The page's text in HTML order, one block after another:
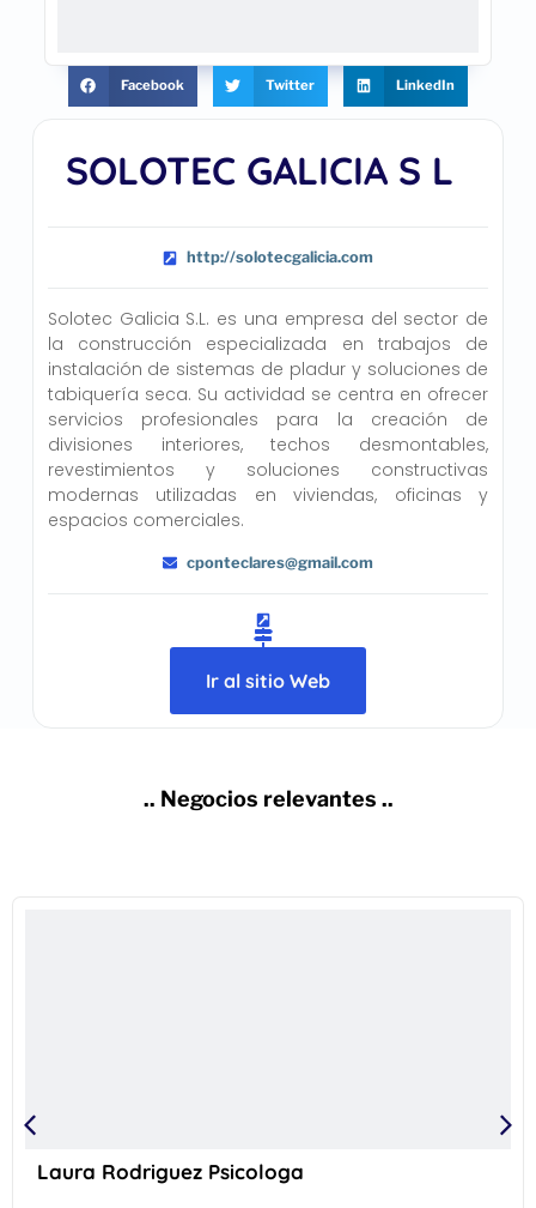
SOLOTEC GALICIA S L
http://solotecgalicia.com
Solotec Galicia S.L. es una empresa del sector de
la construcción especializada en trabajos de
instalación de sistemas de pladur y soluciones de
tabiquería seca. Su actividad se centra en ofrecer
servicios profesionales para la creación de
divisiones interiores, techos desmontables,
revestimientos y soluciones constructivas
modernas utilizadas en viviendas, oficinas y
espacios comerciales.
cponteclares@gmail.com
Ir al sitio Web
Facebook Twitter LinkedIn
.. Negocios relevantes ..
Laura Rodriguez Psicologa